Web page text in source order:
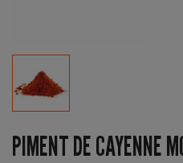
PIMENT DE CAYENNE